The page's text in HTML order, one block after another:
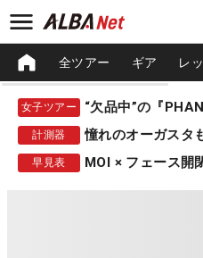
全ツアー ギア レ
女子ツアー “欠品中”の『
計測器
早見表